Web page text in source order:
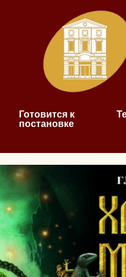
Готовится к
постановке